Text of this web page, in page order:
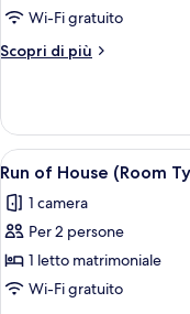
Wi-Fi gratuito
Scopri di più
Altri
Junior
Apri
tutte
le
foto
per
Run
5
Run of House (Room
1 camera
Per 2 persone
1 letto matrimoniale
Wi-Fi gratuito